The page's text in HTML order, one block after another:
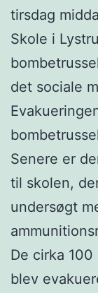
tirsdag
Skole i
det sociale
Senere er
til skolen,
undersøgt
De cirka
blev